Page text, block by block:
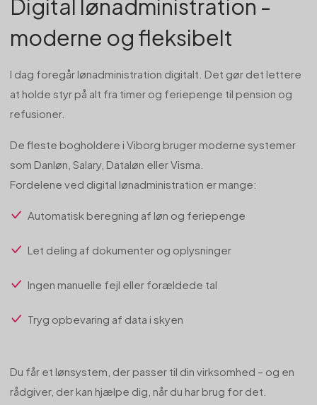
Digital lønadministration -
moderne og fleksibelt
I dag foregår lønadministration digitalt. Det gør det lettere
at holde styr på alt fra timer og feriepenge til pension og
refusioner.
De fleste bogholdere i Viborg bruger moderne systemer
som Danløn, Salary, Dataløn eller Visma.
Fordelene ved digital lønadministration er mange:
Automatisk beregning af løn og feriepenge
Let deling af dokumenter og oplysninger
Ingen manuelle fejl eller forældede tal
Tryg opbevaring af data i skyen
Du får et lønsystem, der passer til din virksomhed – og en
rådgiver, der kan hjælpe dig, når du har brug for det.